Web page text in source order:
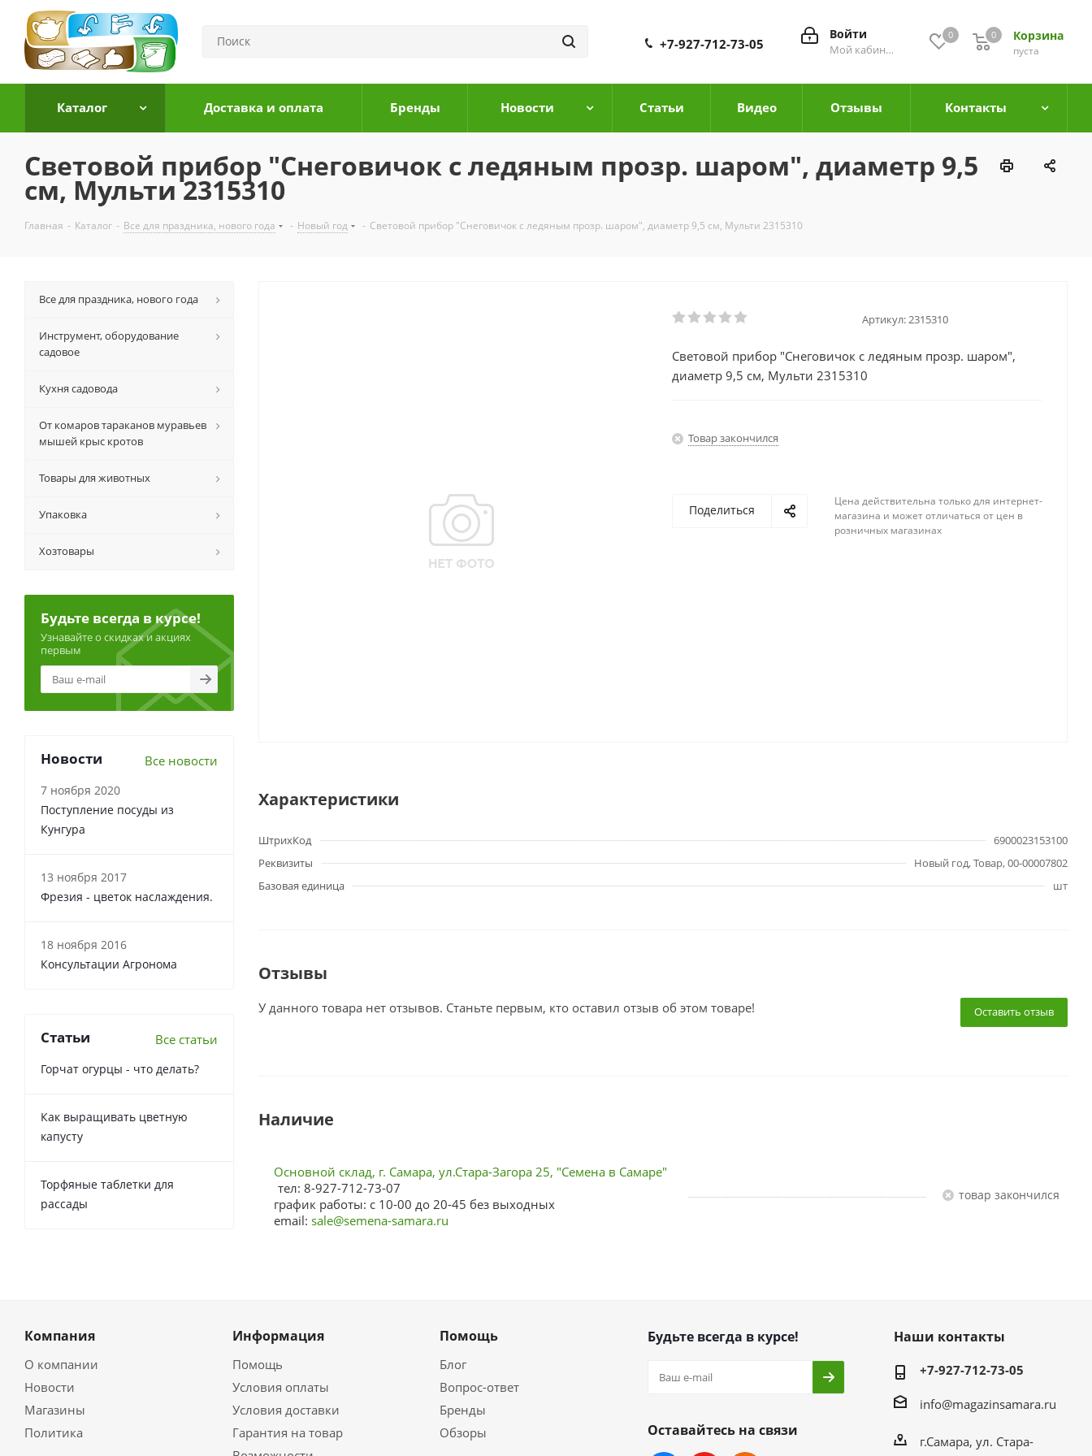
0 Корзина
0
пуста
0
Войти
Мой кабинет
+7-927-712-73-05
Каталог Доставка и оплата Бренды Новости Cтатьи Видео Отзывы Контакты
Световой прибор "Снеговичок с ледяным прозр. шаром", диаметр 9,5
см, Мульти 2315310
Главная - Каталог - Все для праздника, нового года - Новый год - Световой прибор "Снеговичок с ледяным прозр. шаром", диаметр 9,5 см, Мульти 2315310
Артикул: 2315310
Световой прибор "Снеговичок с ледяным прозр. шаром",
диаметр 9,5 см, Мульти 2315310
Товар закончился
Поделиться
Цена действительна только для интернет-
магазина и может отличаться от цен в
розничных магазинах
Характеристики
ШтрихКод
6900023153100
Реквизиты
Новый год, Товар, 00-00007802
Базовая единица
шт
Отзывы
Оставить отзыв
У данного товара нет отзывов. Станьте первым, кто оставил отзыв об этом товаре!
Наличие
Основной склад, г. Самара, ул.Стара-Загора 25, "Семена в Самаре"
тел: 8-927-712-73-07
график работы: с 10-00 до 20-45 без выходных
email: sale@semena-samara.ru
Товар закончился
Все для праздника, нового года
Инструмент, оборудование
садовое
Кухня садовода
От комаров тараканов муравьев
мышей крыс кротов
Товары для животных
Упаковка
Хозтовары
Будьте всегда в курсе!
Узнавайте о скидках и акциях
первым
Новости Все новости
7 ноября 2020
Поступление посуды из
Кунгура
13 ноября 2017
Фрезия - цветок наслаждения.
18 ноября 2016
Консультации Агронома
Статьи Все статьи
Горчат огурцы - что делать?
Как выращивать цветную
капусту
Торфяные таблетки для
рассады
Компания
О компании
Новости
Магазины
Политика
Информация
Помощь
Условия оплаты
Условия доставки
Гарантия на товар
Помощь
Блог
Вопрос-ответ
Бренды
Обзоры
Будьте всегда в курсе!
Оставайтесь на связи
Наши контакты
+7-927-712-73-05
info@magazinsamara.ru
г.Самара, ул. Стара-